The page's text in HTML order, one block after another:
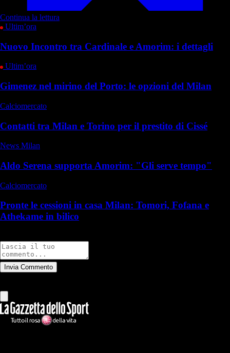
Continua la lettura
Ultim’ora
Nuovo Incontro tra Cardinale e Amorim: i dettagli
Ultim’ora
Gimenez nel mirino del Porto: le opzioni del Milan
Calciomercato
Contatti tra Milan e Torino per il prestito di Cissé
News Milan
Aldo Serena supporta Amorim: "Gli serve tempo"
Calciomercato
Pronte le cessioni in casa Milan: Tomori, Fofana e
Athekame in bilico
Invia Commento